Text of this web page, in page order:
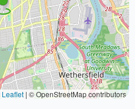
Leaflet | © OpenStreetMap contributors